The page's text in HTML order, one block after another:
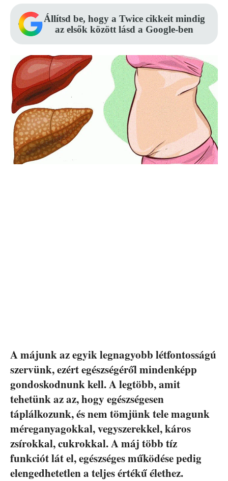
Állítsd be, hogy a Twice cikkeit mindig
az elsők között lásd a Google-ben
A májunk az egyik legnagyobb létfontosságú
szervünk, ezért egészségéről mindenképp
gondoskodnunk kell. A legtöbb, amit
tehetünk az az, hogy egészségesen
táplálkozunk, és nem tömjünk tele magunk
méreganyagokkal, vegyszerekkel, káros
zsírokkal, cukrokkal. A máj több tíz
funkciót lát el, egészséges működése pedig
elengedhetetlen a teljes értékű élethez.